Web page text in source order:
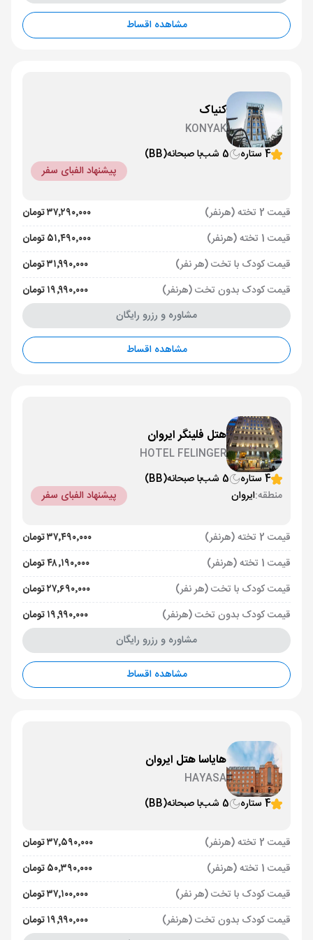
مشاهده اقساط
کنیاک
KONYAK
4 ستاره
5 شب با صبحانه(BB)
پیشنهاد الفبای سفر
قیمت 2 تخته (هرنفر)
۳۷٬۲۹۰٬۰۰۰ تومان
قیمت 1 تخته (هرنفر)
۵۱٬۴۹۰٬۰۰۰ تومان
قیمت کودک با تخت (هر نفر)
۳۱٬۹۹۰٬۰۰۰ تومان
قیمت کودک بدون تخت (هرنفر)
۱۹٬۹۹۰٬۰۰۰ تومان
مشاوره و رزرو رایگان
مشاهده اقساط
هتل فلینگر ایروان
HOTEL FELINGER
4 ستاره
5 شب با صبحانه(BB)
منطقه:ایروان پیشنهاد الفبای سفر
قیمت 2 تخته (هرنفر)
۳۷٬۴۹۰٬۰۰۰ تومان
قیمت 1 تخته (هرنفر)
۴۸٬۱۹۰٬۰۰۰ تومان
قیمت کودک با تخت (هر نفر)
۲۷٬۶۹۰٬۰۰۰ تومان
قیمت کودک بدون تخت (هرنفر)
۱۹٬۹۹۰٬۰۰۰ تومان
مشاوره و رزرو رایگان
مشاهده اقساط
هایاسا هتل ایروان
HAYASA
4 ستاره
5 شب با صبحانه(BB)
قیمت 2 تخته (هرنفر)
۳۷٬۵۹۰٬۰۰۰ تومان
قیمت 1 تخته (هرنفر)
۵۰٬۳۹۰٬۰۰۰ تومان
قیمت کودک با تخت (هر نفر)
۳۷٬۱۰۰٬۰۰۰ تومان
قیمت کودک بدون تخت (هرنفر)
۱۹٬۹۹۰٬۰۰۰ تومان